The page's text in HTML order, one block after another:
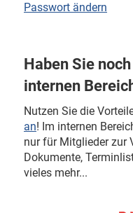
Passwort ändern
Haben Sie
internen
Nutzen Sie die
an! Im internen
nur für Mitglieder zur
Dokumente,
vieles mehr...